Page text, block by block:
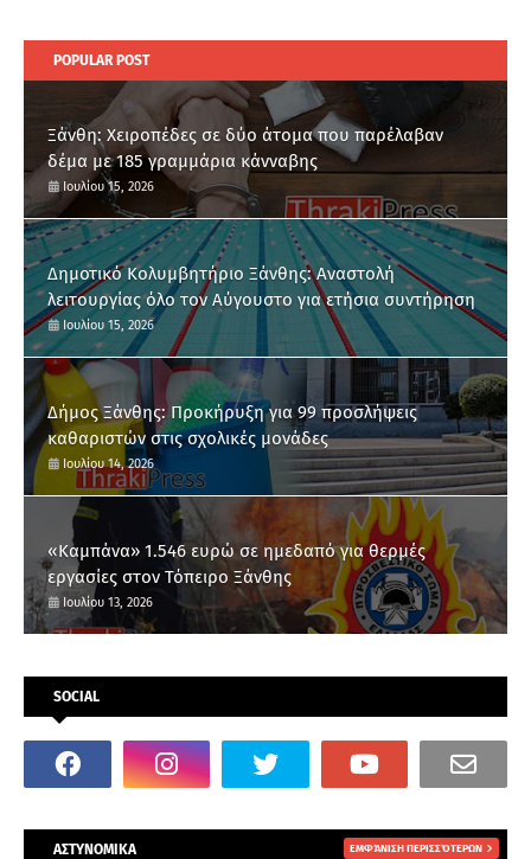
POPULAR POST
Ξάνθη: Χειροπέδες σε δύο άτομα που παρέλαβαν
δέμα με 185 γραμμάρια κάνναβης
Ιουλίου 15, 2026
Δημοτικό Κολυμβητήριο Ξάνθης: Αναστολή
λειτουργίας όλο τον Αύγουστο για ετήσια συντήρηση
Ιουλίου 15, 2026
Δήμος Ξάνθης: Προκήρυξη για 99 προσλήψεις
καθαριστών στις σχολικές μονάδες
Ιουλίου 14, 2026
«Καμπάνα» 1.546 ευρώ σε ημεδαπό για θερμές
εργασίες στον Τόπειρο Ξάνθης
Ιουλίου 13, 2026
SOCIAL
ΑΣΤΥΝΟΜΙΚΑ ΕΜΦΆΝΙΣΗ ΠΕΡΙΣΣΌΤΕΡΩΝ